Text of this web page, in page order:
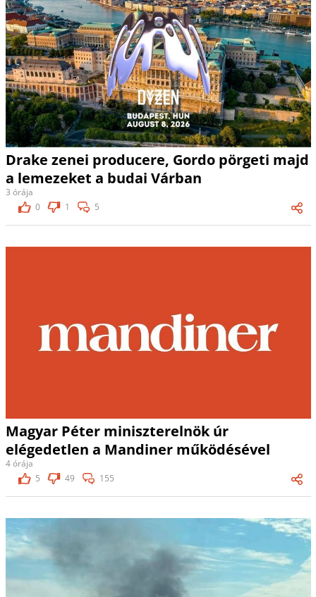
Drake zenei producere, Gordo pörgeti majd
a lemezeket a budai Várban
3 órája
0
1 5
Magyar Péter miniszterelnök úr
elégedetlen a Mandiner működésével
4 órája
5
49 155